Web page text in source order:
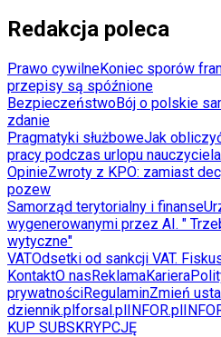
Redakcja poleca
Prawo cywilneKoniec sporów
przepisy są spóźnione
BezpieczeństwoBój o polskie
zdanie
Pragmatyki służboweJak
pracy podczas urlopu
OpinieZwroty z KPO: zamiast
pozew
Samorząd terytorialny i finanse
wygenerowanymi przez AI. "
wytyczne"
VATOdsetki od sankcji VAT.
KontaktO nasReklamaKariera
prywatnościRegulaminZmień
dziennik.plforsal.plINFOR.pl
KUP SUBSKRYPCJĘ